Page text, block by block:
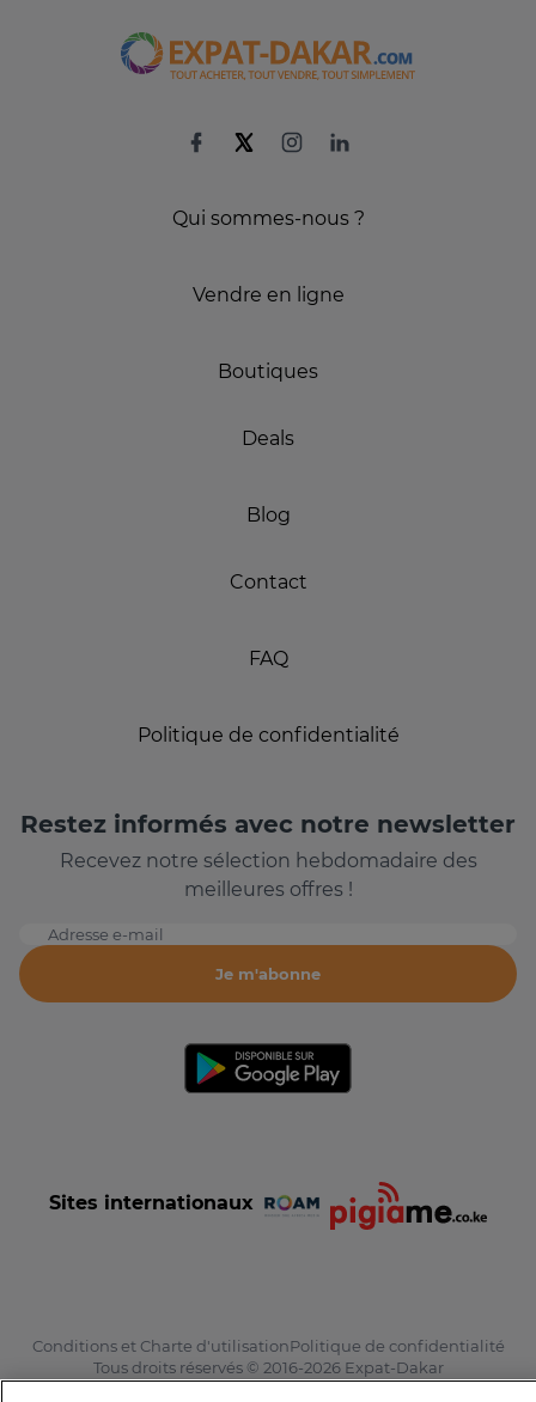
Qui sommes-nous ?
Vendre en ligne
Boutiques
Deals
Blog
Contact
FAQ
Politique de confidentialité
Restez informés avec notre newsletter
Recevez notre sélection hebdomadaire des
meilleures offres !
Adresse e-mail
Je m'abonne
Sites internationaux
Conditions et Charte d'utilisationPolitique de confidentialité
Tous droits réservés © 2016-2026 Expat-Dakar